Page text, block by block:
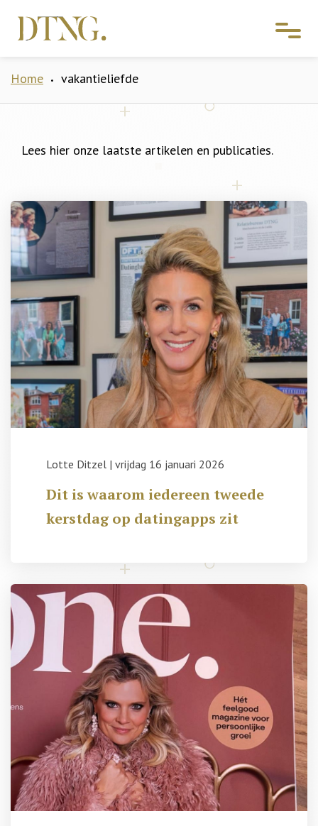
Home • vakantieliefde
Lees hier onze laatste artikelen en publicaties.
Lotte Ditzel | vrijdag 16 januari 2026
Dit is waarom iedereen tweede
kerstdag op datingapps zit